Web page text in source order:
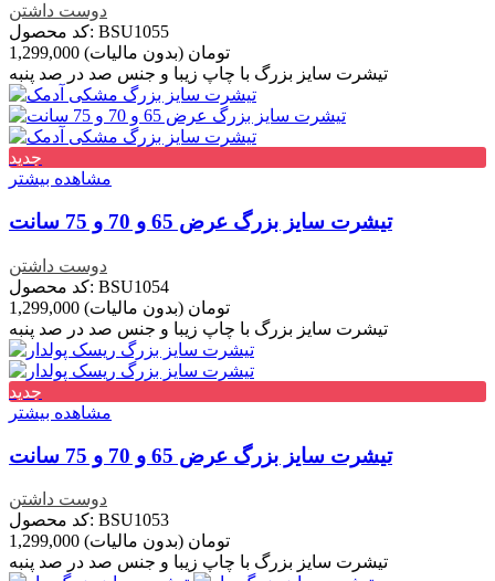
دوست داشتن
کد محصول: BSU1055
1,299,000 تومان (بدون مالیات)
تیشرت سایز بزرگ با چاپ زیبا و جنس صد در صد پنبه
جدید
مشاهده بیشتر
تیشرت سایز بزرگ عرض 65 و 70 و 75 سانت
دوست داشتن
کد محصول: BSU1054
1,299,000 تومان (بدون مالیات)
تیشرت سایز بزرگ با چاپ زیبا و جنس صد در صد پنبه
جدید
مشاهده بیشتر
تیشرت سایز بزرگ عرض 65 و 70 و 75 سانت
دوست داشتن
کد محصول: BSU1053
1,299,000 تومان (بدون مالیات)
تیشرت سایز بزرگ با چاپ زیبا و جنس صد در صد پنبه